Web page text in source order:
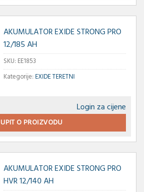
AKUMULATOR EXIDE STRONG PRO
12/185 AH
SKU: EE1853
Kategorije:EXIDE TERETNI
Login za cijene
UPIT O PROIZVODU
AKUMULATOR EXIDE STRONG PRO
HVR 12/140 AH